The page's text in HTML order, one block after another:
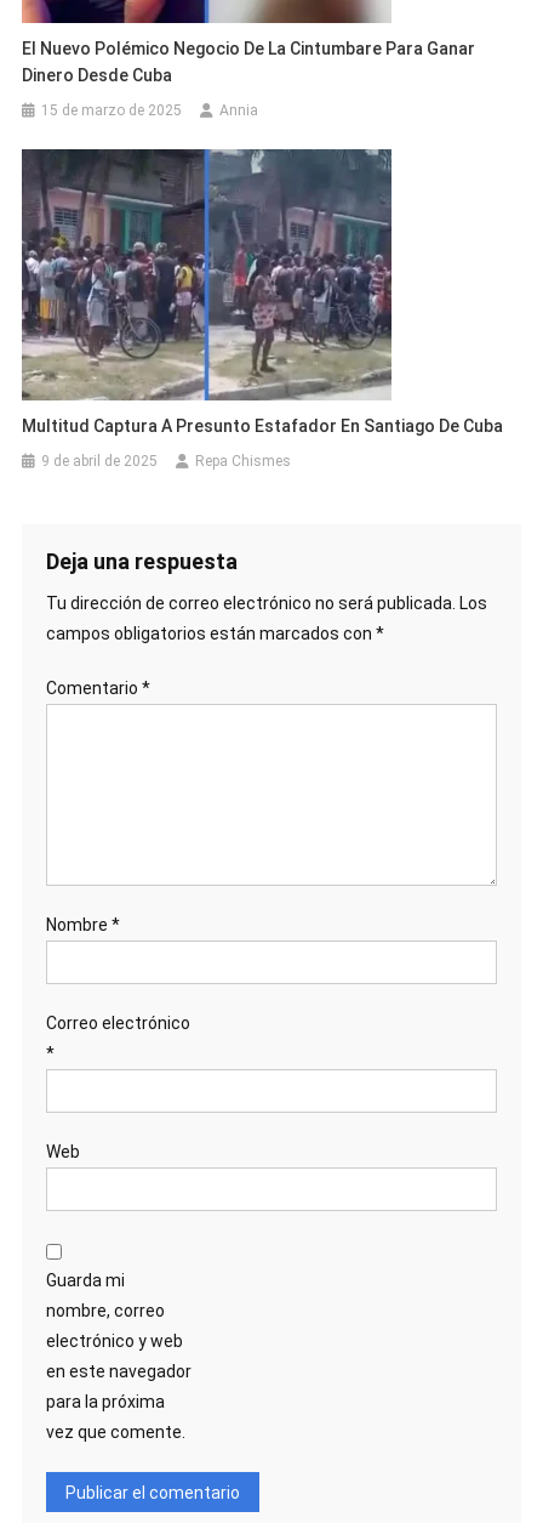
El Nuevo Polémico Negocio De La Cintumbare Para Ganar
Dinero Desde Cuba
15 de marzo de 2025 Annia
Multitud Captura A Presunto Estafador En Santiago De Cuba
9 de abril de 2025 Repa Chismes
Deja una respuesta
Tu dirección de correo electrónico no será publicada. Los
campos obligatorios están marcados con *
Comentario *
Nombre *
Correo electrónico
*
Web
Guarda mi
nombre, correo
electrónico y web
en este navegador
para la próxima
vez que comente.